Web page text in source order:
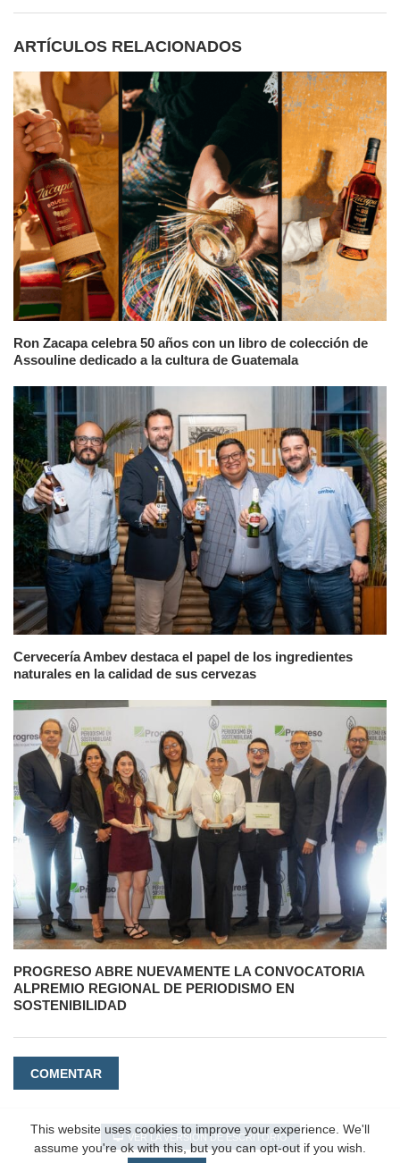
ARTÍCULOS RELACIONADOS
Ron Zacapa celebra 50 años con un libro de colección de
Assouline dedicado a la cultura de Guatemala
Cervecería Ambev destaca el papel de los ingredientes
naturales en la calidad de sus cervezas
PROGRESO ABRE NUEVAMENTE LA CONVOCATORIA
ALPREMIO REGIONAL DE PERIODISMO EN
SOSTENIBILIDAD
COMENTAR
VER LA VERSIÓN DE ESCRITORIO
This website uses cookies to improve your experience. We'll
assume you're ok with this, but you can opt-out if you wish.